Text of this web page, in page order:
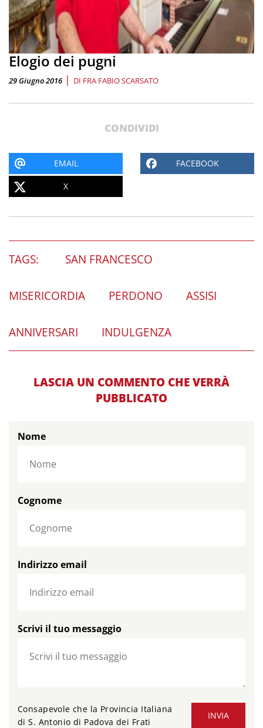
Elogio dei pugni
29 Giugno 2016 | DI FRA FABIO SCARSATO
CONDIVIDI
EMAIL FACEBOOK
X
TAGS: SAN FRANCESCO
MISERICORDIA PERDONO ASSISI
ANNIVERSARI INDULGENZA
LASCIA UN COMMENTO CHE VERRÀ
PUBBLICATO
Nome
Cognome
Indirizzo email
Scrivi il tuo messaggio
INVIA
Consapevole che la Provincia Italiana
di S. Antonio di Padova dei Frati